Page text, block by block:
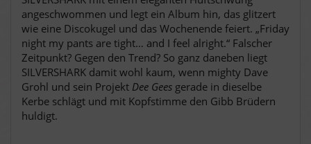
angeschwommen und legt ein Album hin, das glitzert
wie eine Discokugel und das Wochenende feiert. „Friday
night my pants are tight… and I feel alright.“ Falscher
Zeitpunkt? Gegen den Trend? So ganz daneben liegt
SILVERSHARK damit wohl kaum, wenn mighty Dave
Grohl und sein Projekt Dee Gees gerade in dieselbe
Kerbe schlägt und mit Kopfstimme den Gibb Brüdern
huldigt.